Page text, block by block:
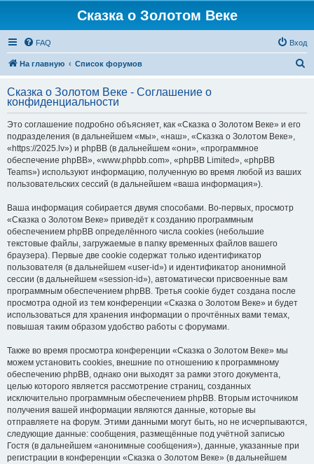
Сказка о Золотом Веке
FAQ Вход
На главную Список форумов
с
Сказка о Золотом Веке - Соглашение о
конфиденциальности
Это соглашение подробно объясняет, как «Сказка о Золотом Веке» и его
подразделения (в дальнейшем «мы», «наш», «Сказка о Золотом Веке»,
«https://2025.lv») и phpBB (в дальнейшем «они», «программное
обеспечение phpBB», «www.phpbb.com», «phpBB Limited», «phpBB
Teams») используют информацию, полученную во время любой из ваших
пользовательских сессий (в дальнейшем «ваша информация»).
Ваша информация собирается двумя способами. Во-первых, просмотр
«Сказка о Золотом Веке» приведёт к созданию программным
обеспечением phpBB определённого числа cookies (небольшие
текстовые файлы, загружаемые в папку временных файлов вашего
браузера). Первые две cookie содержат только идентификатор
пользователя (в дальнейшем «user-id») и идентификатор анонимной
сессии (в дальнейшем «session-id»), автоматически присвоенные вам
программным обеспечением phpBB. Третья cookie будет создана после
просмотра одной из тем конференции «Сказка о Золотом Веке» и будет
использоваться для хранения информации о прочтённых вами темах,
повышая таким образом удобство работы с форумами.
Также во время просмотра конференции «Сказка о Золотом Веке» мы
можем установить cookies, внешние по отношению к программному
обеспечению phpBB, однако они выходят за рамки этого документа,
целью которого является рассмотрение страниц, созданных
исключительно программным обеспечением phpBB. Вторым источником
получения вашей информации являются данные, которые вы
отправляете на форум. Этими данными могут быть, но не исчерпываются,
следующие данные: сообщения, размещённые под учётной записью
Гостя (в дальнейшем «анонимные сообщения»), данные, указанные при
регистрации в конференции «Сказка о Золотом Веке» (в дальнейшем